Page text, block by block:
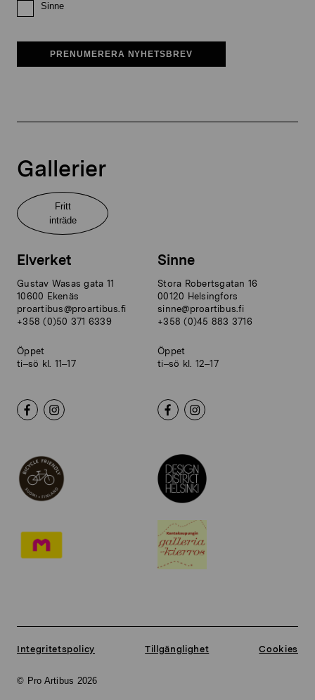
Sinne
PRENUMERERA NYHETSBREV
Gallerier
Fritt
inträde
Elverket
Gustav Wasas gata 11
10600 Ekenäs
proartibus@proartibus.fi
+358 (0)50 371 6339
Öppet
ti–sö kl. 11–17
Sinne
Stora Robertsgatan 16
00120 Helsingfors
sinne@proartibus.fi
+358 (0)45 883 3716
Öppet
ti–sö kl. 12–17
© Pro Artibus 2026
Integritetspolicy Tillgänglighet Cookies